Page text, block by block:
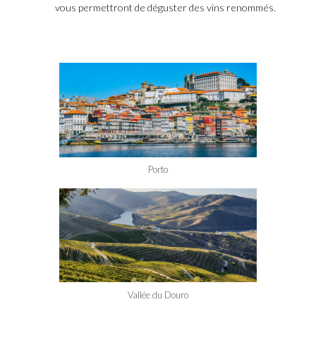
vous permettront de déguster des vins renommés.
Porto
Vallée du Douro